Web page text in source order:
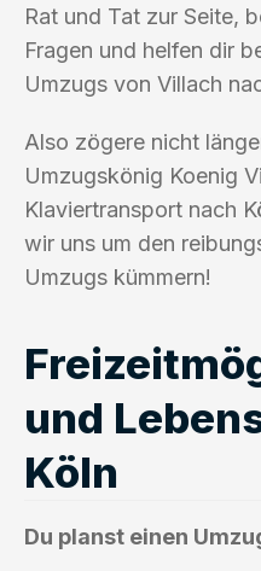
Rat und Tat zur Seite,
Fragen und helfen dir
Umzugs von Villach
Also zögere nicht
Umzugskönig Koenig
Klaviertransport nach
wir uns um den
Umzugs kümmern!
und
Köln
Du planst einen